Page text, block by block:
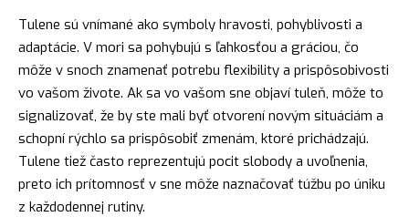
Tulene sú vnímané ako symboly hravosti, pohyblivosti a
adaptácie. V mori sa pohybujú s ľahkosťou a gráciou, čo
môže v snoch znamenať potrebu flexibility a prispôsobivosti
vo vašom živote. Ak sa vo vašom sne objaví tuleň, môže to
signalizovať, že by ste mali byť otvorení novým situáciám a
schopní rýchlo sa prispôsobiť zmenám, ktoré prichádzajú.
Tulene tiež často reprezentujú pocit slobody a uvoľnenia,
preto ich prítomnosť v sne môže naznačovať túžbu po úniku
z každodennej rutiny.